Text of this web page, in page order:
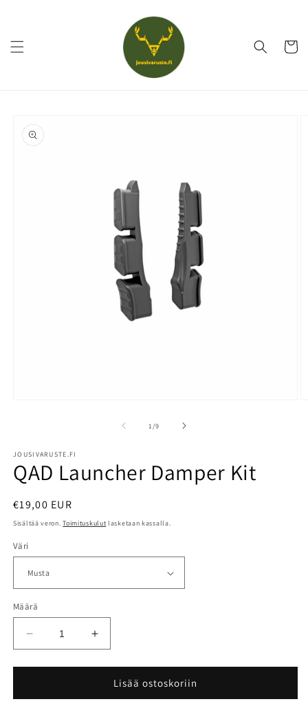
tuotetietoihin
1 //9
JOUSIVARUSTE.FI
QAD Launcher Damper Kit
Normaalihinta
€19,00 EUR
Sisältää veron.Toimituskulut lasketaan kassalla.
Väri
Määrä
Vähennä
tuotteen
QAD
Damper
Lisää
tuotteen
QAD
Launcher
Damper
Lisää ostoskoriin